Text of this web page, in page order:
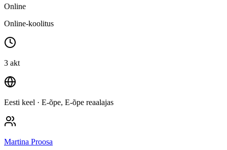
Online
Online-koolitus
3 akt
Eesti keel · E-õpe, E-õpe reaalajas
Martina Proosa